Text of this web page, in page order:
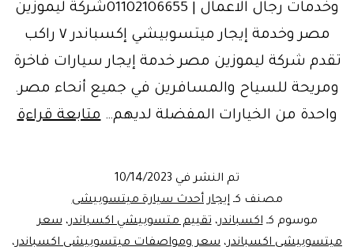
وخدمات رجال الاعمال | 01102106655شركة ليموزين
مصر وخدمة إيجار ميتسوبيشي إكسباندر ٧ راكب
تقدم شركة ليموزين مصر خدمة إيجار سيارات فاخرة
ومريحة للسياح والمسافرين في جميع أنحاء مصر.
واحدة من الخيارات المفضلة لديهم…متابعة قراءة
تم النشر في 10/14/2023
مصنف كـإيجار أحدث سيارة ميتسوبيشى
موسوم كـاكسباندر،تقييم متسوبيشي اكسباندر،سعر
ميتسوبيشي اكسباندر، سعر ومواصفات ميتسوبيشي اكسباندر،